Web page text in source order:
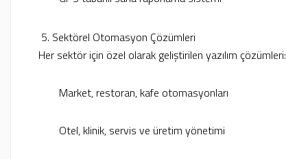
5. Sektörel Otomasyon Çözümleri
Her sektör için özel olarak geliştirilen yazılım çözümleri:
Market, restoran, kafe otomasyonları
Otel, klinik, servis ve üretim yönetimi